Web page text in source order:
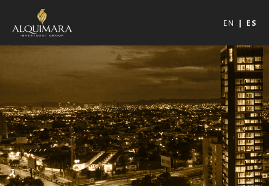
EN ES